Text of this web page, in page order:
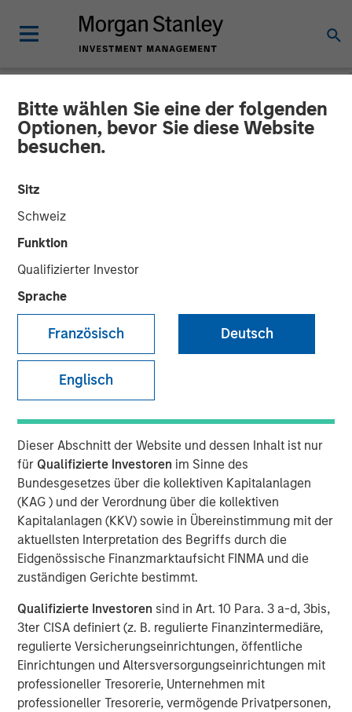
Bitte wählen Sie eine der folgenden
Optionen, bevor Sie diese Website
besuchen.
Sitz
Schweiz
Funktion
Qualifizierter Investor
Sprache
Französisch Deutsch
Englisch
Dieser Abschnitt der Website und dessen Inhalt ist nur
für Qualifizierte Investoren im Sinne des
Bundesgesetzes über die kollektiven Kapitalanlagen
(KAG ) und der Verordnung über die kollektiven
Kapitalanlagen (KKV) sowie in Übereinstimmung mit der
aktuellsten Interpretation des Begriffs durch die
Eidgenössische Finanzmarktaufsicht FINMA und die
zuständigen Gerichte bestimmt.
Qualifizierte Investoren sind in Art. 10 Para. 3 a-d, 3bis,
3ter CISA definiert (z. B. regulierte Finanzintermediäre,
regulierte Versicherungseinrichtungen, öffentliche
Einrichtungen und Altersversorgungseinrichtungen mit
professioneller Tresorerie, Unternehmen mit
professioneller Tresorerie, vermögende Privatpersonen,
NEWSROOM
AWT Labels & Packaging
Extends Labeling Portfolio
with Labeltronix
Acquisition
17 FEBRUAR 2022
MINNEAPOLIS, MN February 16, 2022
leading provider of specialty labels and packaging for
the healthcare, food & beverage, personal care, and
industrial durable end markets, today announced the
acquisition of Labeltronix.
Labeltronix is a leading label manufacturer of premium
craft labels with headquarters in Anaheim, CA. The
company serves some of the country’s most prominent
craft beer, nutraceutical, food and beverage, and other
CPG sectors. The business will continue to operate under
the Labeltronix name.
“We are elated with the addition of Labeltronix to the
AWT family,” said Bruce Hanson, CEO of AWT. “Labeltronix